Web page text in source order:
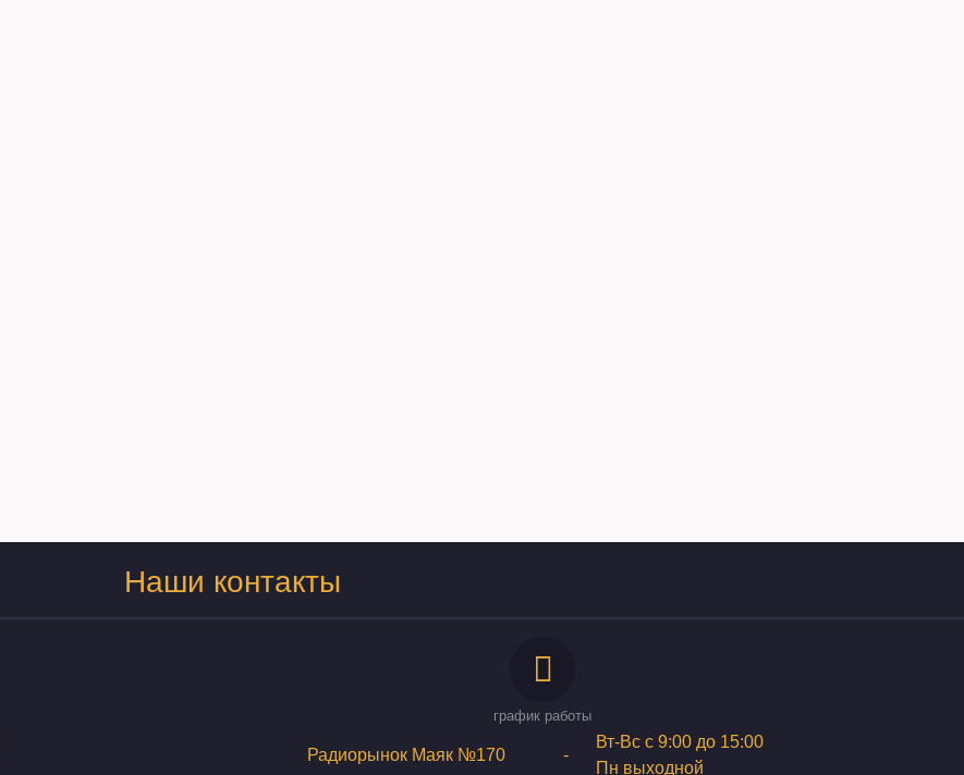
Наши контакты
график работы
Радиорынок Маяк №170 -
Вт-Вс с 9:00 до 15:00
Пн выходной